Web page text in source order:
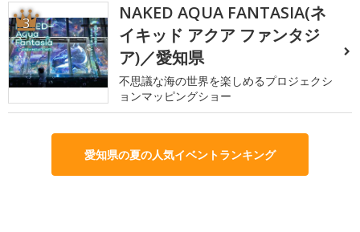
3
NAKED AQUA FANTASIA(ネ
イキッド アクア ファンタジ
ア)／愛知県
不思議な海の世界を楽しめるプロジェクシ
ョンマッピングショー
愛知県の夏の人気イベントランキング